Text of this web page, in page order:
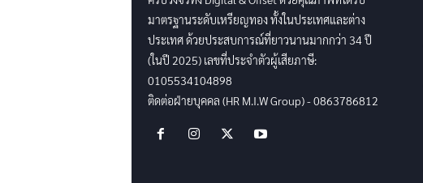
มาตรฐานระดับเหรียญทอง ทั้งในประเทศและต่าง
ประเทศ ด้วยประสบการณ์ที่ยาวนานมากกว่า 34 ปี
(ในปี 2025) เลขที่ประจำตัวผู้เสียภาษี:
0105534104898
ติดต่อฝ่ายบุคคล (HR M.I.W Group) - 0863786812